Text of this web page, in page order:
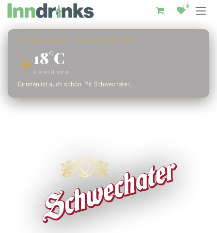
Inndrinks – Startseite
0
AKTUELLES WETTER IN SCHWECHAT
☀18°C
Klarer Himmel
Drinnen ist auch schön. Mit Schwechater.